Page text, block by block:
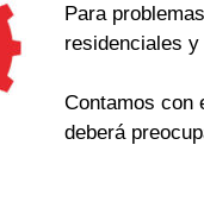
Para
residenciales
Contamos con
deberá